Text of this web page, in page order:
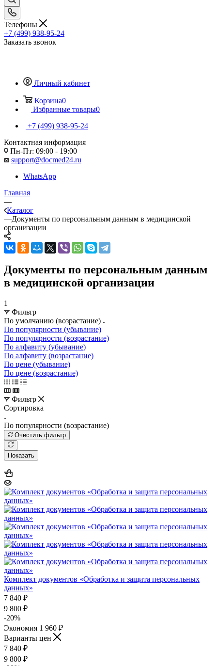
Телефоны
+7 (499) 938-95-24
Заказать звонок
Личный кабинет
Корзина0
Избранные товары0
+7 (499) 938-95-24
Контактная информация
Пн-Пт: 09:00 - 19:00
support@docmed24.ru
WhatsApp
Главная
—
Каталог
—Документы по персональным данным в медицинской
организации
Документы по персональным данным
в медицинской организации
1
Фильтр
По умолчанию (возрастание)
По популярности (убывание)
По популярности (возрастание)
По алфавиту (убывание)
По алфавиту (возрастание)
По цене (убывание)
По цене (возрастание)
Фильтр
Сортировка
По популярности (возрастание)
Очистить фильтр
Показать
Комплект документов «Обработка и защита персональных
данных»
7 840 ₽
9 800 ₽
-20%
Экономия 1 960 ₽
Варианты цен
7 840 ₽
9 800 ₽